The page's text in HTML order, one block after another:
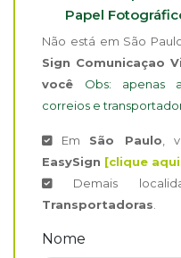
Papel
Não está em São
Sign Comunicaçao
você Obs: apenas
correios e
Em São Paulo,
EasySign [clique
Demais
Transportadoras.
Nome